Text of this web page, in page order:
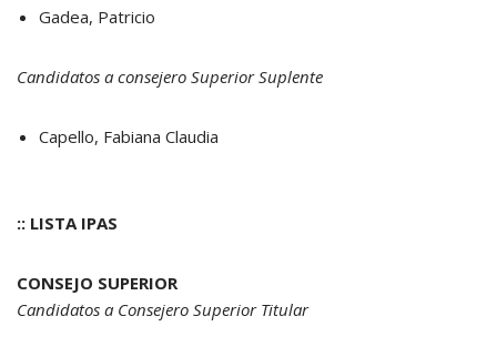
Gadea, Patricio
Candidatos a consejero Superior Suplente
Capello, Fabiana Claudia
:: LISTA IPAS
CONSEJO SUPERIOR
Candidatos a Consejero Superior Titular